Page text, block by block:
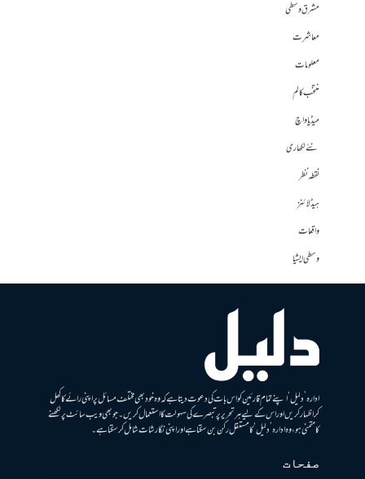
مشرق وسطی
معاشرت
معلومات
منتخب کالم
میڈیا واچ
نئے لکھاری
نقطہ نظر
ہیڈلائنز
واقعات
وسطی ایشیا
ادارہ ’دلیل‘ اپنے تمام قارئین کو اس بات کی دعوت دیتا ہے کہ وہ خود بھی مختلف مسائل پر اپنی رائے کا کھل
کر اظہار کریں اور اس کے لیے ہر تحریر پر تبصرے کی سہولت کا استعمال کریں۔ جو بھی ویب سائٹ پر لکھنے
کا متمنی ہو، وہ ادارہ ’دلیل‘ کا مستقل رکن بن سکتا ہے اور اپنی نگارشات شامل کرسکتا ہے۔
صفحات